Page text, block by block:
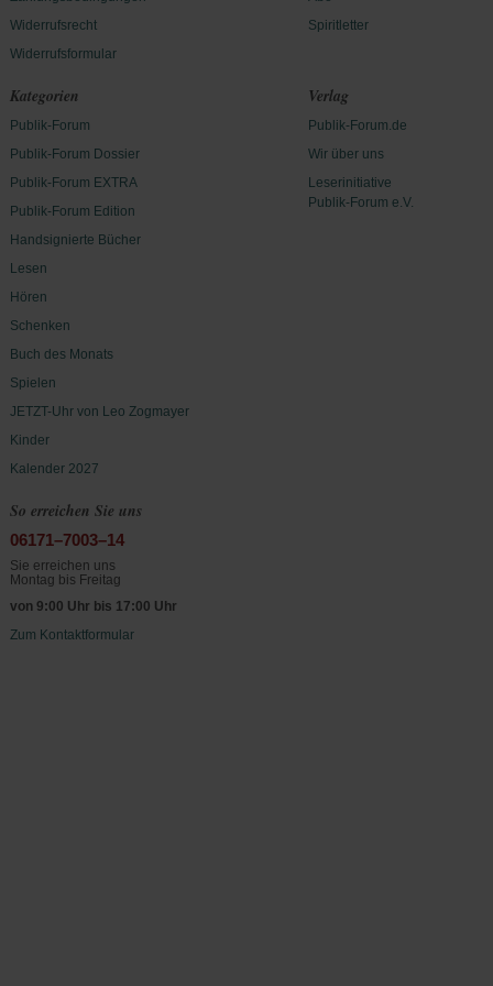
Widerrufsrecht
Widerrufsformular
Spiritletter
Kategorien
Publik-Forum
Publik-Forum Dossier
Publik-Forum EXTRA
Publik-Forum Edition
Handsignierte Bücher
Lesen
Hören
Schenken
Buch des Monats
Spielen
JETZT-Uhr von Leo Zogmayer
Kinder
Kalender 2027
Verlag
Publik-Forum.de
Wir über uns
Leserinitiative
Publik-Forum e.V.
So erreichen Sie uns
06171–7003–14
Sie erreichen uns
Montag bis Freitag
von 9:00 Uhr bis 17:00 Uhr
Zum Kontaktformular